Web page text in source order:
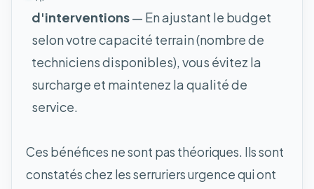
d'interventions— En ajustant le budget
selon votre capacité terrain (nombre de
techniciens disponibles), vous évitez la
surcharge et maintenez la qualité de
service.
Ces bénéfices ne sont pas théoriques. Ils sont
constatés chez les serruriers urgence qui ont